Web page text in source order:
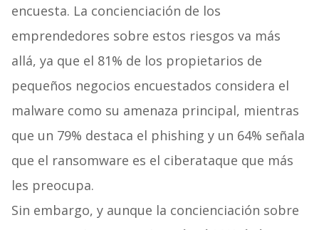
encuesta. La concienciación de los
emprendedores sobre estos riesgos va más
allá, ya que el 81% de los propietarios de
pequeños negocios encuestados considera el
malware como su amenaza principal, mientras
que un 79% destaca el phishing y un 64% señala
que el ransomware es el ciberataque que más
les preocupa.
Sin embargo, y aunque la concienciación sobre